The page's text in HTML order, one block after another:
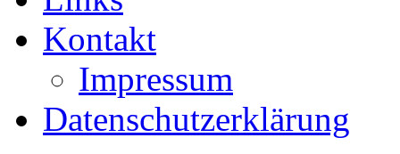
Kontakt
Impressum
Datenschutzerklärung